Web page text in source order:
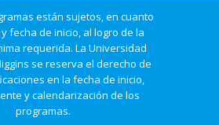
están sujetos, en cuanto
fecha de inicio, al logro de la
requerida. La Universidad
se reserva el derecho de
en la fecha de inicio,
y calendarización de los
programas.